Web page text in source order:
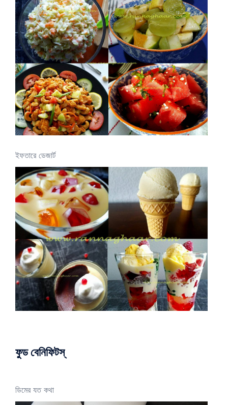
ইফতারে ডেজার্ট
ফুড বেনিফিটস্
ডিমের যত কথা